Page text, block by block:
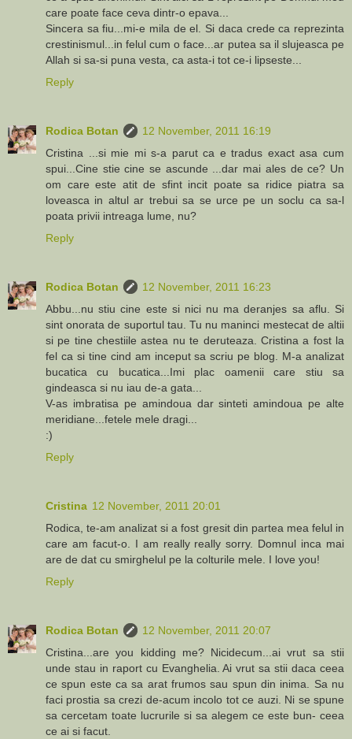
care poate face ceva dintr-o epava...
Sincera sa fiu...mi-e mila de el. Si daca crede ca reprezinta
crestinismul...in felul cum o face...ar putea sa il slujeasca pe
Allah si sa-si puna vesta, ca asta-i tot ce-i lipseste...
Reply
Rodica Botan
12 November, 2011 16:19
Cristina ...si mie mi s-a parut ca e tradus exact asa cum
spui...Cine stie cine se ascunde ...dar mai ales de ce? Un
om care este atit de sfint incit poate sa ridice piatra sa
loveasca in altul ar trebui sa se urce pe un soclu ca sa-l
poata privii intreaga lume, nu?
Reply
Rodica Botan
12 November, 2011 16:23
Abbu...nu stiu cine este si nici nu ma deranjes sa aflu. Si
sint onorata de suportul tau. Tu nu maninci mestecat de altii
si pe tine chestiile astea nu te deruteaza. Cristina a fost la
fel ca si tine cind am inceput sa scriu pe blog. M-a analizat
bucatica cu bucatica...Imi plac oamenii care stiu sa
gindeasca si nu iau de-a gata...
V-as imbratisa pe amindoua dar sinteti amindoua pe alte
meridiane...fetele mele dragi...
:)
Reply
Cristina 12 November, 2011 20:01
Rodica, te-am analizat si a fost gresit din partea mea felul in
care am facut-o. I am really really sorry. Domnul inca mai
are de dat cu smirghelul pe la colturile mele. I love you!
Reply
Rodica Botan
12 November, 2011 20:07
Cristina...are you kidding me? Nicidecum...ai vrut sa stii
unde stau in raport cu Evanghelia. Ai vrut sa stii daca ceea
ce spun este ca sa arat frumos sau spun din inima. Sa nu
faci prostia sa crezi de-acum incolo tot ce auzi. Ni se spune
sa cercetam toate lucrurile si sa alegem ce este bun- ceea
ce ai si facut.